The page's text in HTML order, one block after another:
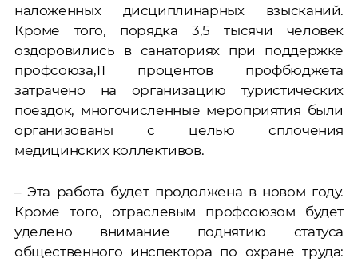
наложенных дисциплинарных взысканий.
Кроме того, порядка 3,5 тысячи человек
оздоровились в санаториях при поддержке
профсоюза,11 процентов профбюджета
затрачено на организацию туристических
поездок, многочисленные мероприятия были
организованы с целью сплочения
медицинских коллективов.
– Эта работа будет продолжена в новом году.
Кроме того, отраслевым профсоюзом будет
уделено внимание поднятию статуса
общественного инспектора по охране труда: